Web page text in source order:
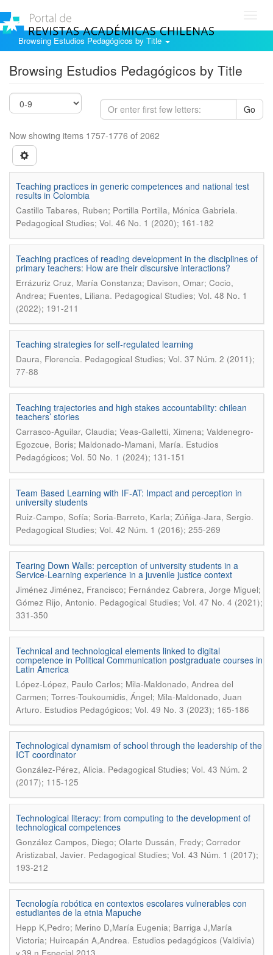
Browsing Estudios Pedagógicos by Title
Browsing Estudios Pedagógicos by Title
Go
Now showing items 1757-1776 of 2062
Teaching practices in generic competences and national test
results in Colombia
Castillo Tabares, Ruben; Portilla Portilla, Mónica Gabriela.
Pedagogical Studies; Vol. 46 No. 1 (2020); 161-182
Teaching practices of reading development in the disciplines of
primary teachers: How are their discursive interactions?
Errázuriz Cruz, María Constanza; Davison, Omar; Cocio,
Andrea; Fuentes, Liliana. Pedagogical Studies; Vol. 48 No. 1
(2022); 191-211
Teaching strategies for self-regulated learning
Daura, Florencia. Pedagogical Studies; Vol. 37 Núm. 2 (2011);
77-88
Teaching trajectories and high stakes accountability: chilean
teachers’ stories
Carrasco-Aguilar, Claudia; Veas-Galletti, Ximena; Valdenegro-
Egozcue, Boris; Maldonado-Mamani, María. Estudios
Pedagógicos; Vol. 50 No. 1 (2024); 131-151
Team Based Learning with IF-AT: Impact and perception in
university students
Ruiz-Campo, Sofía; Soria-Barreto, Karla; Zúñiga-Jara, Sergio.
Pedagogical Studies; Vol. 42 Núm. 1 (2016); 255-269
Tearing Down Walls: perception of university students in a
Service-Learning experience in a juvenile justice context
Jiménez Jiménez, Francisco; Fernández Cabrera, Jorge Miguel;
Gómez Rijo, Antonio. Pedagogical Studies; Vol. 47 No. 4 (2021);
331-350
Technical and technological elements linked to digital
competence in Political Communication postgraduate courses in
Latin America
López-López, Paulo Carlos; Mila-Maldonado, Andrea del
Carmen; Torres-Toukoumidis, Ángel; Mila-Maldonado, Juan
Arturo. Estudios Pedagógicos; Vol. 49 No. 3 (2023); 165-186
Technological dynamism of school through the leadership of the
ICT coordinator
González-Pérez, Alicia. Pedagogical Studies; Vol. 43 Núm. 2
(2017); 115-125
Technological literacy: from computing to the development of
technological competences
González Campos, Diego; Olarte Dussán, Fredy; Corredor
Aristizabal, Javier. Pedagogical Studies; Vol. 43 Núm. 1 (2017);
193-212
Tecnología robótica en contextos escolares vulnerables con
estudiantes de la etnia Mapuche
Hepp K,Pedro; Merino D,María Eugenia; Barriga J,María
Victoria; Huircapán A,Andrea. Estudios pedagógicos (Valdivia)